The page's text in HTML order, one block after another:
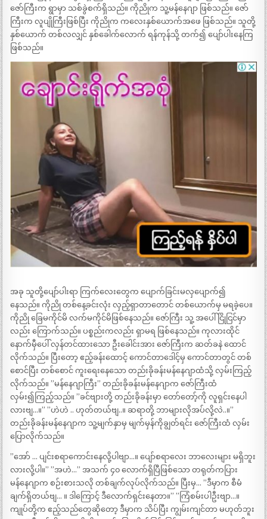
ဇော်ကြီးက ရွာမှာ သစ်ခွဲစက်ရှိသည်။ ကိုညိုက သူ့မန်နေဂျာ ဖြစ်သည်။ ဇော်
ကြီးက လူပျိုကြီးဖြစ်ပြီး ကိုညိုက ကလေးနှစ်ယောက်အဖေ ဖြစ်သည်။ သူတို့
နှစ်ယောက် တစ်လလျှင် နှစ်ခေါက်လောက် ရန်ကုန်သို့ တက်၍ ပျော်ပါးနေကြ
ဖြစ်သည်။
အခု သူတို့ပျော်ပါးရာ ကြက်လေးတွေက ပျောက်ခြင်းမလှပျောက်၍
နေသည်။ ကိုညို တစ်နေ့ခင်းလုံး လှည့်ရှာတာတောင် တစ်ယောက်မှ မရခဲ့ပေ။
ကိုညို ခြေမကိုင်မိ လက်မကိုင်မိဖြစ်နေသည်။ ဇော်ကြီး သူ့ အပေါ် ငြိုငြင်မှာ
လည်း ကြောက်သည်။ ပစ္စည်းကလည်း ရှာမရ ဖြစ်နေသည်။ ကုလားထိုင်
နောက်မှီပေါ် လှန်တင်ထားသော ဦးခေါင်းအား ဇော်ကြီးက ဆတ်ခနဲ ထောင်
လိုက်သည်။ ပြီးတော့ ဧည့်ခန်းထောင့် ကောင်တာဒေါင့်မှ ကောင်တာတွင် တစ်
စောင်ပြီး တစ်စောင် ကူးရေးနေသော တည်းခိုခန်းမန်နေဂျာထံသို့ လှမ်းကြည့်
လိုက်သည်။ ”မန်နေဂျာကြီး” တည်းခိုခန်းမန်နေဂျာက ဇော်ကြီးထံ
လှမ်း၍ကြည့်သည်။ ”ခင်ဗျားတို့ တည်းခိုခန်းမှာ တော်တော့်ကို လူရှင်းနေပါ
လားဗျ…။” ”ဟဲဟဲ .. ဟုတ်တယ်ဗျ..။ ဆရာတို့ ဘာများလိုအပ်လို့လဲ..။”
တည်းခိုခန်းမန်နေဂျာက သူ့မျက်နှာမှ မျက်မှန်ကိုချွတ်ရင်း ဇော်ကြီးထံ လှမ်း
ပြောလိုက်သည်။
”အော် … ပျင်းစရာကောင်းနေလို့ပါဗျာ…။ ပျော်စရာလေး ဘာလေးများ မရှိဘူး
လားလို့ပါ။” ”အဟဲ…” အသက် ၄၀ လောက်ရှိပြီဖြစ်သော တရုတ်ကပြား
မန်နေဂျာက စဉ်းစားသလို တစ်ချက်လုပ်လိုက်သည်။ ပြီးမှ… ”ဒီမှာက စီမံ
ချက်ရှိတယ်ဗျ… ။ ဒါကြောင့် ဒီလောက်ရှင်းနေတာ။” ”ကြံစမ်းပါဦးဗျာ…။
ကျုပ်တို့က ဧည့်သည်တွေဆိုတော့ ဒီမှာက သိပ်ပြီး ကျွမ်းကျင်တာ မဟုတ်ဘူး